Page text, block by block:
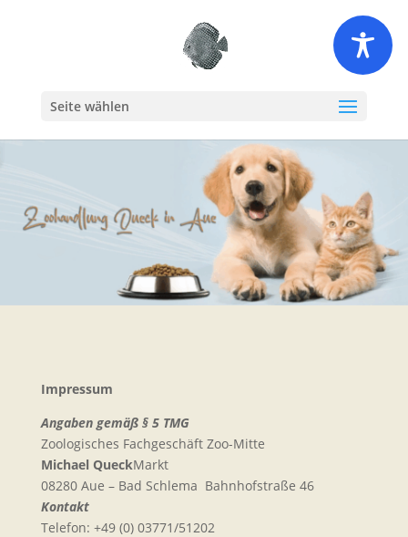
Seite wählen
Impressum
Angaben gemäß § 5 TMG
Zoologisches Fachgeschäft Zoo-Mitte
Michael QueckMarkt
08280 Aue – Bad Schlema Bahnhofstraße 46
Kontakt
Telefon: +49 (0) 03771/51202